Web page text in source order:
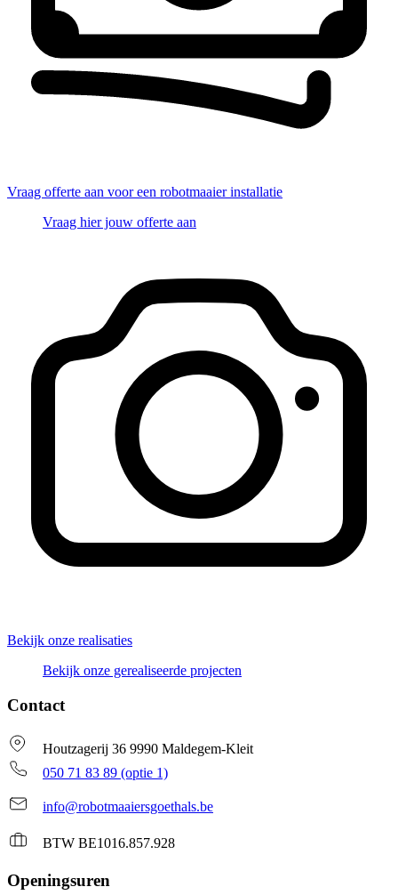
Vraag offerte aan voor een robotmaaier installatie
Vraag hier jouw offerte aan
Bekijk onze realisaties
Bekijk onze gerealiseerde projecten
Contact
Houtzagerij 36 9990 Maldegem-Kleit
050 71 83 89 (optie 1)
info@robotmaaiersgoethals.be
BTW BE1016.857.928
Openingsuren